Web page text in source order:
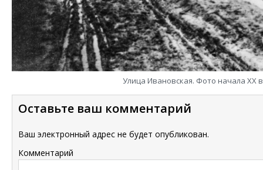
Улица Ивановская. Фото начала XX
Оставьте ваш комментарий
Ваш электронный адрес не будет опубликован.
Комментарий